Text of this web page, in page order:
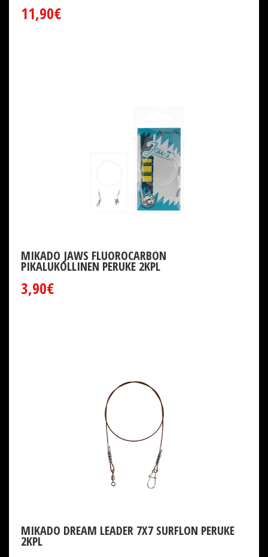
11,90€
MIKADO JAWS FLUOROCARBON
PIKALUKOLLINEN PERUKE 2KPL
3,90€
MIKADO DREAM LEADER 7X7 SURFLON PERUKE
2KPL